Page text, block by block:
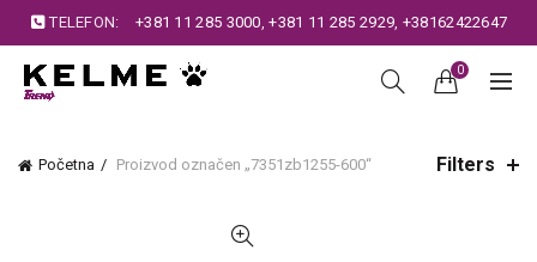
TELEFON: +381 11 285 3000,+381 11 285 2929, +38162422647
0
Početna Proizvod označen „7351zb1255-600“ Filters